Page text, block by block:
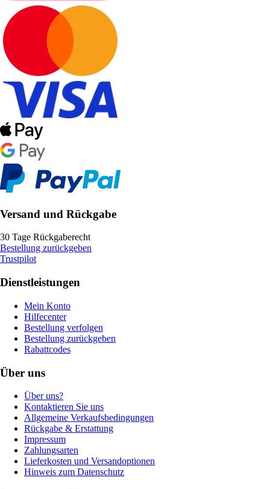
Versand und Rückgabe
30 Tage Rückgaberecht
Bestellung zurückgeben
Trustpilot
Dienstleistungen
Mein Konto
Hilfecenter
Bestellung verfolgen
Bestellung zurückgeben
Rabattcodes
Über uns
Über uns?
Kontaktieren Sie uns
Allgemeine Verkaufsbedingungen
Rückgabe & Erstattung
Impressum
Zahlungsarten
Lieferkosten und Versandoptionen
Hinweis zum Datenschutz